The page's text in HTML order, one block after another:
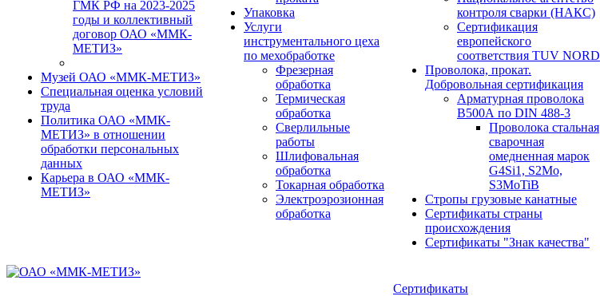
ГМК РФ на 2023-2025
годы и коллективный
договор ОАО «ММК-
МЕТИЗ»
Музей ОАО «ММК-МЕТИЗ»
Специальная оценка условий
труда
Политика ОАО «ММК-
МЕТИЗ» в отношении
обработки персональных
данных
Карьера в ОАО «ММК-
МЕТИЗ»
Упаковка
Услуги
инструментального цеха
по мехобработке
Фрезерная
обработка
Термическая
обработка
Сверлильные
работы
Шлифовальная
обработка
Токарная обработка
Электроэрозионная
обработка
контроля сварки (НАКС)
Сертификация
европейского
соответствия TUV NORD
Проволока, прокат.
Добровольная сертификация
Арматурная проволока
В500А по DIN 488-3
Проволока стальная
сварочная
омедненная марок
G4Si1, S2Mo,
S3MoTiB
Стропы грузовые канатные
Сертификаты страны
происхождения
Сертификаты "Знак качества"
Сертификаты